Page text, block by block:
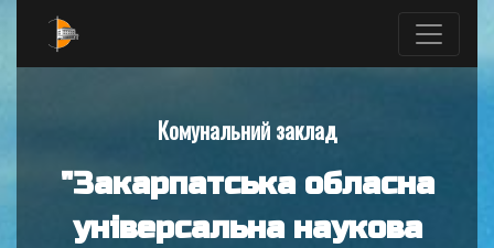
Комунальний заклад
"Закарпатська обласна
універсальна наукова